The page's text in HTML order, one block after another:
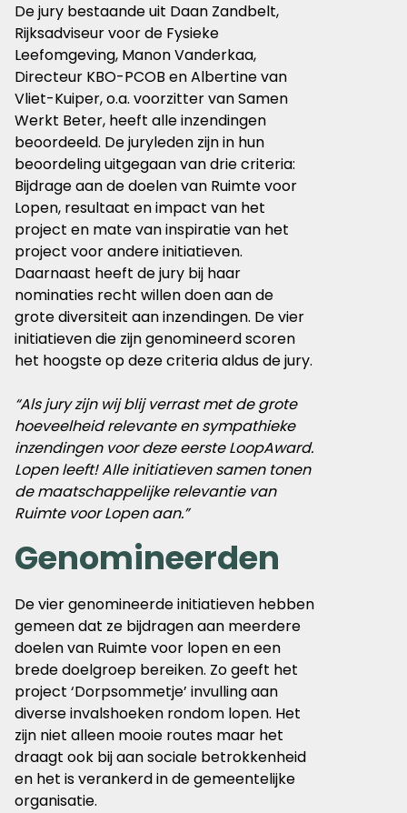
De jury bestaande uit Daan Zandbelt,
Rijksadviseur voor de Fysieke
Leefomgeving, Manon Vanderkaa,
Directeur KBO-PCOB en Albertine van
Vliet-Kuiper, o.a. voorzitter van Samen
Werkt Beter, heeft alle inzendingen
beoordeeld. De juryleden zijn in hun
beoordeling uitgegaan van drie criteria:
Bijdrage aan de doelen van Ruimte voor
Lopen, resultaat en impact van het
project en mate van inspiratie van het
project voor andere initiatieven.
Daarnaast heeft de jury bij haar
nominaties recht willen doen aan de
grote diversiteit aan inzendingen. De vier
initiatieven die zijn genomineerd scoren
het hoogste op deze criteria aldus de jury.
“Als jury zijn wij blij verrast met de grote
hoeveelheid relevante en sympathieke
inzendingen voor deze eerste LoopAward.
Lopen leeft! Alle initiatieven samen tonen
de maatschappelijke relevantie van
Ruimte voor Lopen aan.”
Genomineerden
De vier genomineerde initiatieven hebben
gemeen dat ze bijdragen aan meerdere
doelen van Ruimte voor lopen en een
brede doelgroep bereiken. Zo geeft het
project ‘Dorpsommetje’ invulling aan
diverse invalshoeken rondom lopen. Het
zijn niet alleen mooie routes maar het
draagt ook bij aan sociale betrokkenheid
en het is verankerd in de gemeentelijke
organisatie.